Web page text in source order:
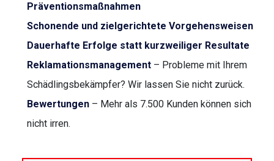
Präventionsmaßnahmen
Schonende und zielgerichtete Vorgehensweisen
Dauerhafte Erfolge statt kurzweiliger Resultate
Reklamationsmanagement – Probleme mit Ihrem
Schädlingsbekämpfer? Wir lassen Sie nicht zurück.
Bewertungen – Mehr als 7.500 Kunden können sich
nicht irren.